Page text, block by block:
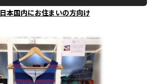
日本国内にお住まいの方向け